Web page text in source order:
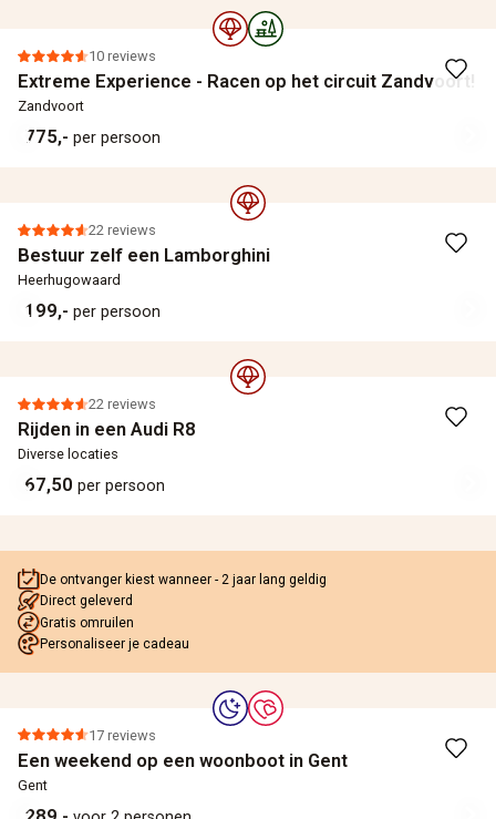
10 reviews
Extreme Experience - Racen op het circuit Zandvoort!
Zandvoort
775,- per persoon
22 reviews
Bestuur zelf een Lamborghini
Heerhugowaard
199,- per persoon
22 reviews
Rijden in een Audi R8
Diverse locaties
67,50 per persoon
De ontvanger kiest wanneer - 2 jaar lang geldig
Direct geleverd
Gratis omruilen
Personaliseer je cadeau
17 reviews
Een weekend op een woonboot in Gent
Gent